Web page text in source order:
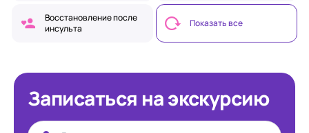
Восстановление после
инсульта
Показать все
Записаться на экскурсию